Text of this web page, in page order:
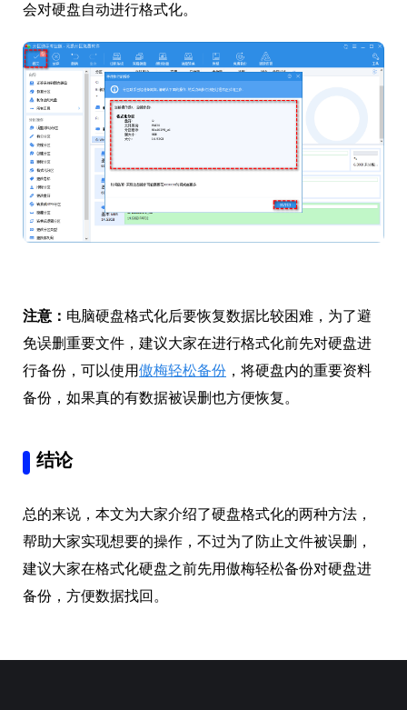
会对硬盘自动进行格式化。
注意： 电脑硬盘格式化后要恢复数据比较困难，为了避
免误删重要文件，建议大家在进行格式化前先对硬盘进
行备份，可以使用傲梅轻松备份 ，将硬盘内的重要资料
备份，如果真的有数据被误删也方便恢复。
结论
总的来说，本文为大家介绍了硬盘格式化的两种方法，
帮助大家实现想要的操作，不过为了防止文件被误删，
建议大家在格式化硬盘之前先用傲梅轻松备份对硬盘进
备份，方便数据找回。